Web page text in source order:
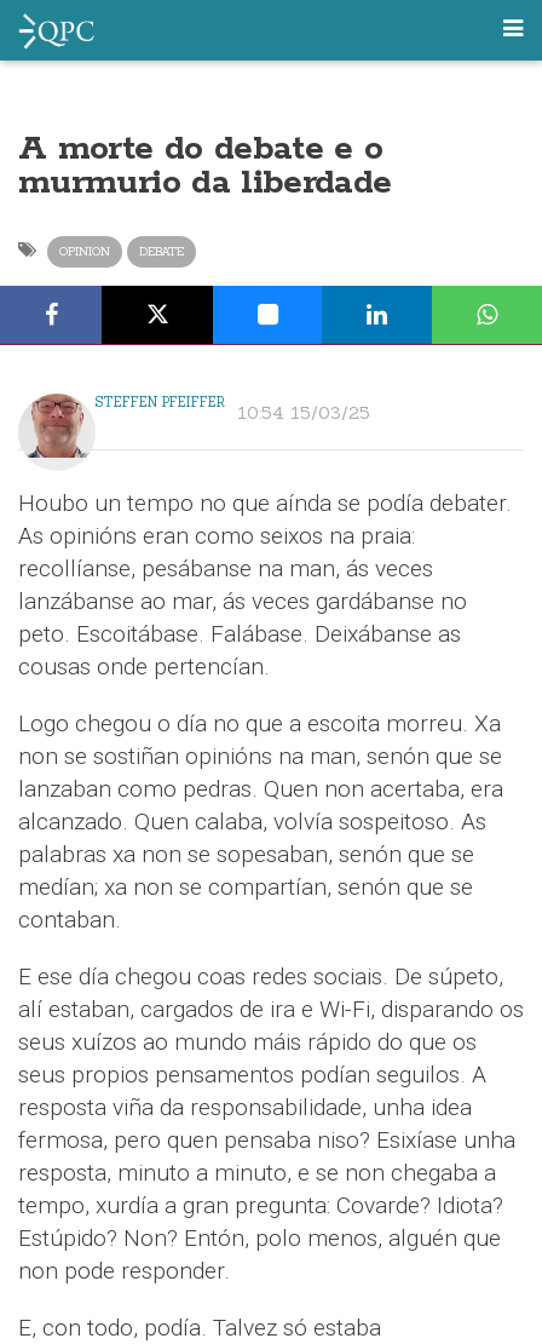
A morte do debate e o
murmurio da liberdade
OPINION DEBATE
STEFFEN PFEIFFER 10:54 15/03/25
Houbo un tempo no que aínda se podía debater.
As opinións eran como seixos na praia:
recollíanse, pesábanse na man, ás veces
lanzábanse ao mar, ás veces gardábanse no
peto. Escoitábase. Falábase. Deixábanse as
cousas onde pertencían.
Logo chegou o día no que a escoita morreu. Xa
non se sostiñan opinións na man, senón que se
lanzaban como pedras. Quen non acertaba, era
alcanzado. Quen calaba, volvía sospeitoso. As
palabras xa non se sopesaban, senón que se
medían; xa non se compartían, senón que se
contaban.
E ese día chegou coas redes sociais. De súpeto,
alí estaban, cargados de ira e Wi-Fi, disparando os
seus xuízos ao mundo máis rápido do que os
seus propios pensamentos podían seguilos. A
resposta viña da responsabilidade, unha idea
fermosa, pero quen pensaba niso? Esixíase unha
resposta, minuto a minuto, e se non chegaba a
tempo, xurdía a gran pregunta: Covarde? Idiota?
Estúpido? Non? Entón, polo menos, alguén que
non pode responder.
E, con todo, podía. Talvez só estaba